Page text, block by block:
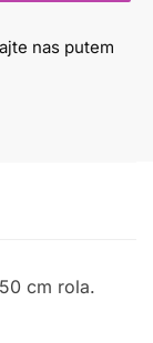
nas putem
cm rola.